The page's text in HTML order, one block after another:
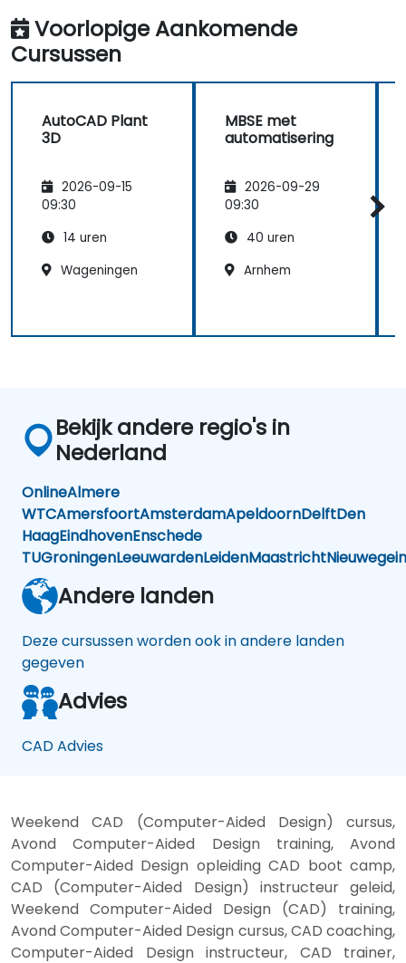
Voorlopige Aankomende
Cursussen
AutoCAD Plant
3D
2026-09-15
09:30
14 uren
Wageningen
MBSE met
automatisering
2026-09-29
09:30
40 uren
Arnhem
Bekijk andere regio's in
Nederland
OnlineAlmere
WTCAmersfoortAmsterdamApeldoornDelftDen
HaagEindhovenEnschede
TUGroningenLeeuwardenLeidenMaastrichtNieuwegein
Andere landen
Deze cursussen worden ook in andere landen
gegeven
Advies
CAD Advies
Weekend CAD (Computer-Aided Design) cursus,
Avond Computer-Aided Design training, Avond
Computer-Aided Design opleiding CAD boot camp,
CAD (Computer-Aided Design) instructeur geleid,
Weekend Computer-Aided Design (CAD) training,
Avond Computer-Aided Design cursus, CAD coaching,
Computer-Aided Design instructeur, CAD trainer,